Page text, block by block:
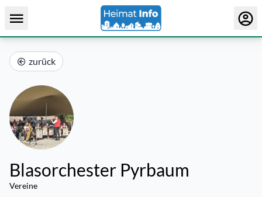
zurück
Blasorchester Pyrbaum
Vereine